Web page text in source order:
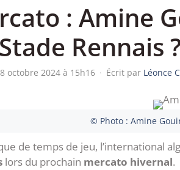
: Amine
Rennais
octobre 2024 à 15h16 · Écrit par Léonce
© Photo : Amine
de temps de jeu, l’international
lors du prochain mercato hivernal.